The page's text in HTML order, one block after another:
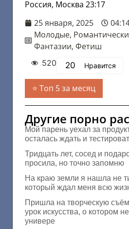
Россия, Москва 23:17
25 января, 2025
Молодые,
Фантазии, Фетиш
520 20 Нравится
Топ 5 за месяц
Другие порно
Мой парень уехал за
осталась ждать и
Тридцать лет, сосед и
просила, но точно запомню
На краю земли я нашла не
который ждал меня всю
Пришла на творческую
урок искусства, о котором
универе